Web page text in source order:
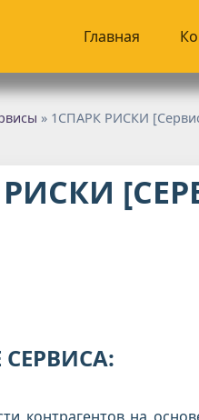
Главная
» 1СПАРК РИСКИ
РИСКИ
контрагентов на